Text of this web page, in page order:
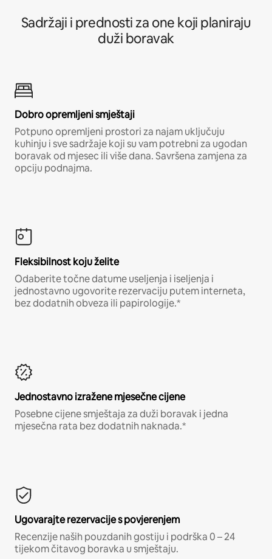
Sadržaji i prednosti za one koji planiraju
duži boravak
Dobro opremljeni smještaji
Potpuno opremljeni prostori za najam uključuju
kuhinju i sve sadržaje koji su vam potrebni za ugodan
boravak od mjesec ili više dana. Savršena zamjena za
opciju podnajma.
Fleksibilnost koju želite
Odaberite točne datume useljenja i iseljenja i
jednostavno ugovorite rezervaciju putem interneta,
bez dodatnih obveza ili papirologije.*
Jednostavno izražene mjesečne cijene
Posebne cijene smještaja za duži boravak i jedna
mjesečna rata bez dodatnih naknada.*
Ugovarajte rezervacije s povjerenjem
Recenzije naših pouzdanih gostiju i podrška 0 – 24
tijekom čitavog boravka u smještaju.